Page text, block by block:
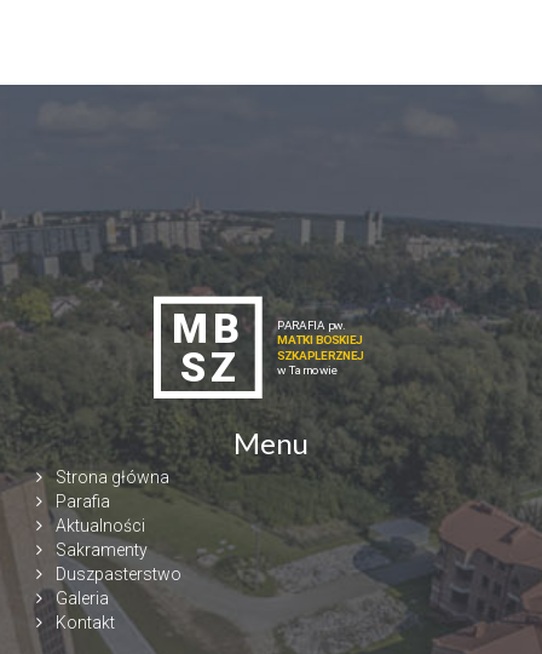
Menu
Strona główna
Parafia
Aktualności
Sakramenty
Duszpasterstwo
Galeria
Kontakt